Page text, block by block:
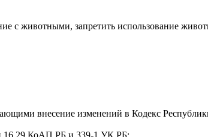
с животными, запретить использование
внесение изменений в Кодекс
16.29 КоАП РБ и 339-1 УК РБ;